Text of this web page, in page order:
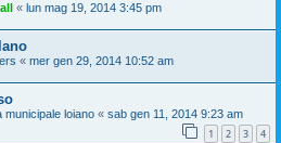
« lun mag 19, 2014 3:45 pm
« mer gen 29, 2014 10:52 am
municipale loiano « sab gen 11, 2014 9:23 am
1 2 3 4